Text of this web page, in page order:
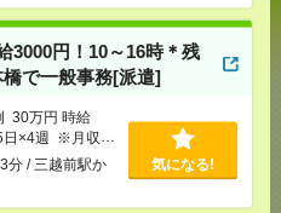
3000円！10～16時＊残
で一般事務[派遣]
30万円 時給
日×4週 ※月収例
りません。※給
用可（利用条件
分 / 三越前駅か
気になる!
ちゃんのお散歩付き添
円～ ■週払い
気になる！